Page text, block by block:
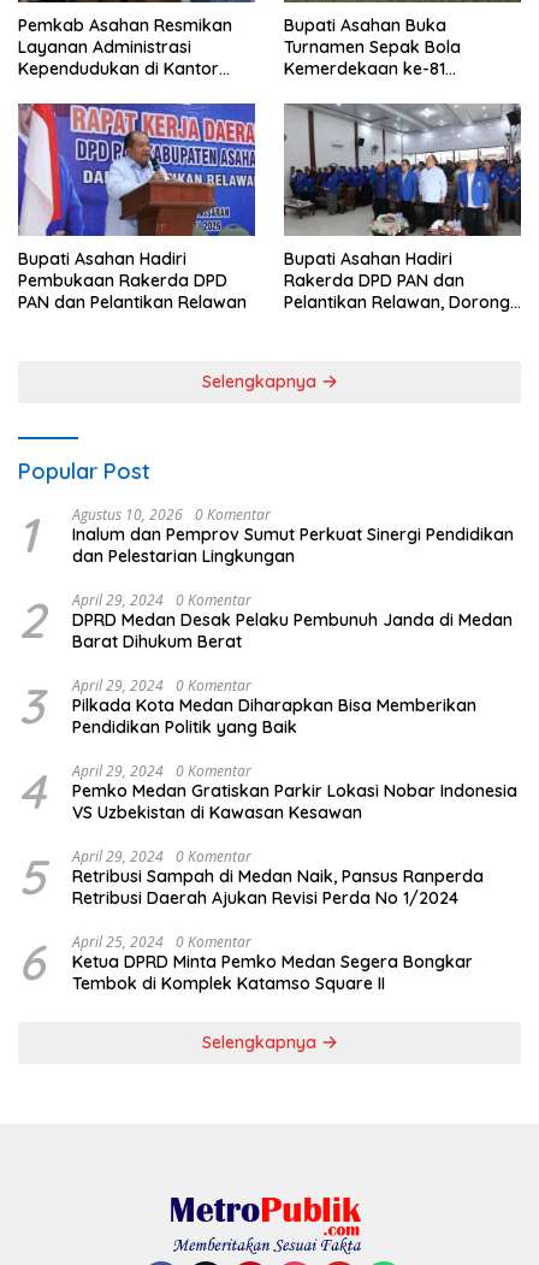
Pemkab Asahan Resmikan
Layanan Administrasi
Kependudukan di Kantor
Bupati Asahan Buka
Turnamen Sepak Bola
Kemerdekaan ke-81
0208/Asahan
Bupati Asahan Hadiri
Pembukaan Rakerda DPD
PAN dan Pelantikan Relawan
Bupati Asahan Hadiri
Rakerda DPD PAN dan
Pelantikan Relawan, Dorong
Selengkapnya
Popular Post
1 Agustus 10, 2026 0 Komentar
Inalum dan Pemprov Sumut Perkuat Sinergi Pendidikan
dan Pelestarian Lingkungan
2 April 29, 2024 0 Komentar
DPRD Medan Desak Pelaku Pembunuh Janda di Medan
Barat Dihukum Berat
3 April 29, 2024 0 Komentar
Pilkada Kota Medan Diharapkan Bisa Memberikan
Pendidikan Politik yang Baik
4 April 29, 2024 0 Komentar
Pemko Medan Gratiskan Parkir Lokasi Nobar Indonesia
VS Uzbekistan di Kawasan Kesawan
5 April 29, 2024 0 Komentar
Retribusi Sampah di Medan Naik, Pansus Ranperda
Retribusi Daerah Ajukan Revisi Perda No 1/2024
6 April 25, 2024 0 Komentar
Ketua DPRD Minta Pemko Medan Segera Bongkar
Tembok di Komplek Katamso Square II
Selengkapnya